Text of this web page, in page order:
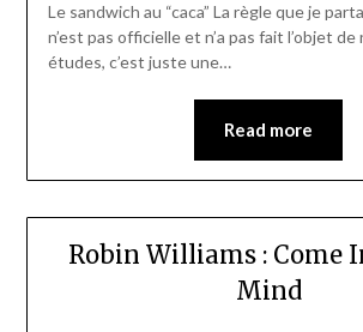
Le sandwich au “caca” La règle que je
n’est pas officielle et n’a pas fait l’objet
études, c’est juste une…
Read more
Robin Williams : Come
Mind